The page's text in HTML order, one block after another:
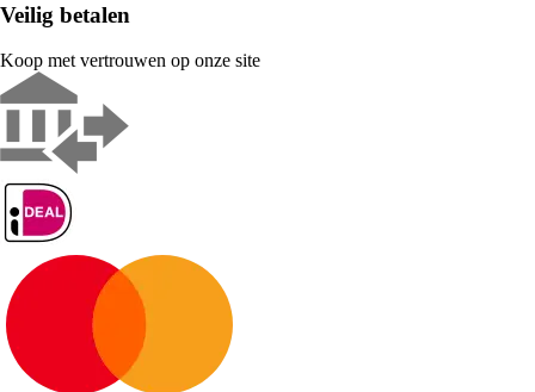
Veilig betalen
Koop met vertrouwen op onze site